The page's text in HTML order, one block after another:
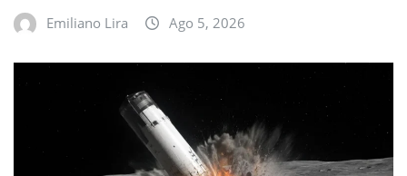
Emiliano Lira Ago 5, 2026